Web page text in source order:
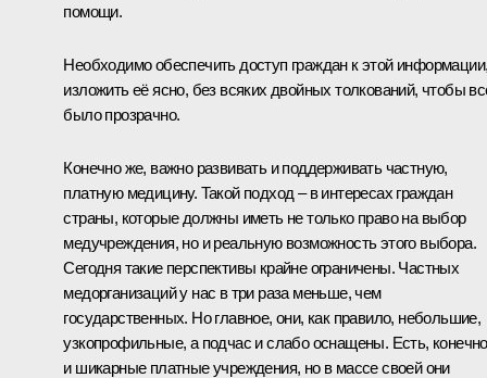
помощи.
Необходимо обеспечить доступ граждан к этой
изложить её ясно, без всяких двойных толкований, чтобы
было прозрачно.
Конечно же, важно развивать и поддерживать частную,
платную медицину. Такой подход – в интересах граждан
страны, которые должны иметь не только право на выбор
медучреждения, но и реальную возможность этого выбора.
Сегодня такие перспективы крайне ограничены. Частных
медорганизаций у нас в три раза меньше, чем
государственных. Но главное, они, как правило, небольшие,
узкопрофильные, а подчас и слабо оснащены. Есть,
и шикарные платные учреждения, но в массе своей они